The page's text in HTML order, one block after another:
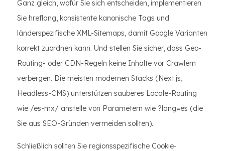
Ganz gleich, wofür Sie sich entscheiden, implementieren
Sie hreflang, konsistente kanonische Tags und
länderspezifische XML-Sitemaps, damit Google Varianten
korrekt zuordnen kann. Und stellen Sie sicher, dass Geo-
Routing- oder CDN-Regeln keine Inhalte vor Crawlern
verbergen. Die meisten modernen Stacks (Next.js,
Headless-CMS) unterstützen sauberes Locale-Routing
wie /es-mx/ anstelle von Parametern wie ?lang=es (die
Sie aus SEO-Gründen vermeiden sollten).
Schließlich sollten Sie regionsspezifische Cookie-